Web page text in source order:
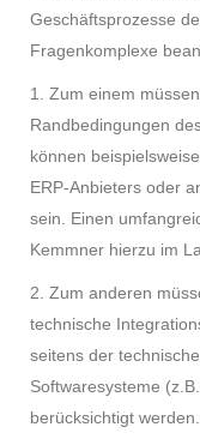
Geschäftsprozesse
Fragenkomplexe
1. Zum einem
Randbedingungen
können
ERP-Anbieters oder
sein. Einen
Kemmner hierzu im
2. Zum anderen
technische
seitens der
Softwaresysteme
berücksichtigt werden.